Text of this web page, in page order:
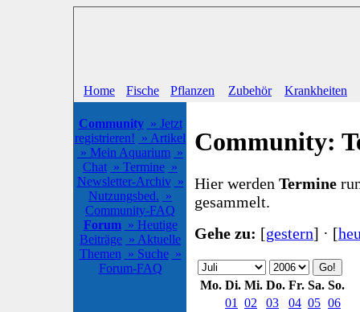
Home Fische Pflanzen Zubehör Krankheiten
Community » Jetzt
registrieren! » Artikel
» Mein Aquarium »
Chat » Termine »
Newsletter-Archiv »
Nutzungsbed. »
Community-FAQ
Forum » Heutige
Beiträge » Aktuelle
Themen » Suche »
Forum-FAQ
Community:
Hier werden Termine
gesammelt.
Gehe zu: [gestern] · [
Mo. Di. Mi. Do. Fr. Sa. So.
01
02 03 04 05 06